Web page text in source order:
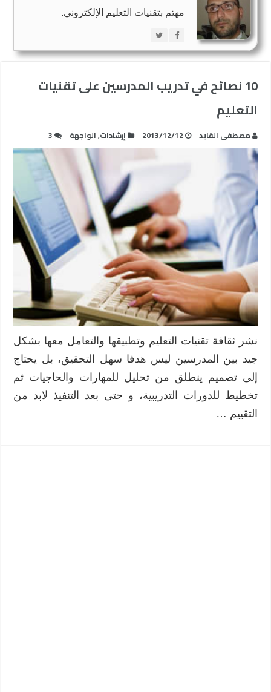
مهتم بتقنيات التعليم الإلكتروني.
10 نصائح في تدريب المدرسين على تقنيات
التعليم
مصطفى القايد 2013/12/12 إرشادات,الواجهة 3
نشر ثقافة تقنيات التعليم وتطبيقها والتعامل معها بشكل
جيد بين المدرسين ليس هدفا سهل التحقيق، بل يحتاج
إلى تصميم ينطلق من تحليل للمهارات والحاجيات ثم
تخطيط للدورات التدريبية، و حتى بعد التنفيذ لابد من
التقييم …